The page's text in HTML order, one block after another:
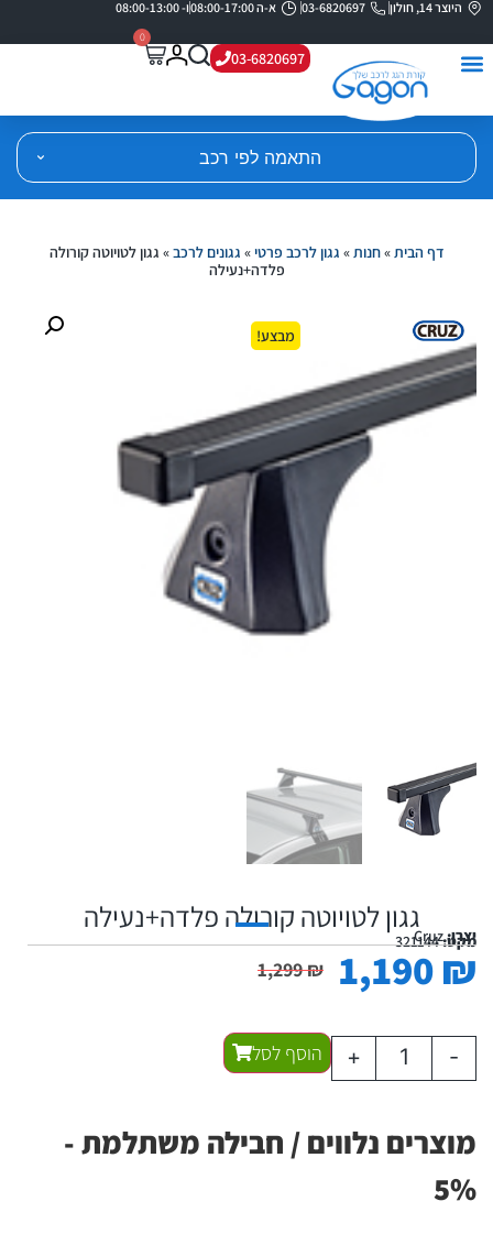
היוצר 14, חולון 03-6820697 א-ה 08:00-17:00 ו- 08:00-13:00
03-6820697
0
התאמה לפי רכב
דף הבית»חנות» גגון לרכב פרטי» גגונים לרכב» גגון לטויוטה קורולה
פלדה+נעילה
מבצע!
גגון לטויוטה קורולה פלדה+נעילה
יצרן:Cruzמקט:321144
1,299₪ 1,190₪
-
+ הוסף לסל
מוצרים נלווים / חבילה משתלמת -
5%